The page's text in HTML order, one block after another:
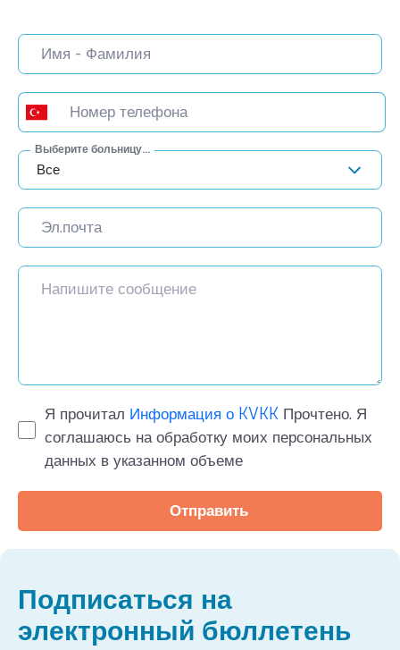
Выберите больницу...
Все
Я прочитал Информация о KVKKПрочтено. Я
соглашаюсь на обработку моих персональных
данных в указанном объеме
Отправить
Подписаться на
электронный бюллетень